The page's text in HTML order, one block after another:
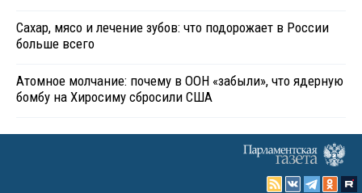
Сахар, мясо и лечение зубов: что подорожает в России
больше всего
Атомное молчание: почему в ООН «забыли», что ядерную
бомбу на Хиросиму сбросили США